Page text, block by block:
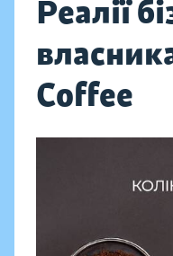
Реалії
Coffee